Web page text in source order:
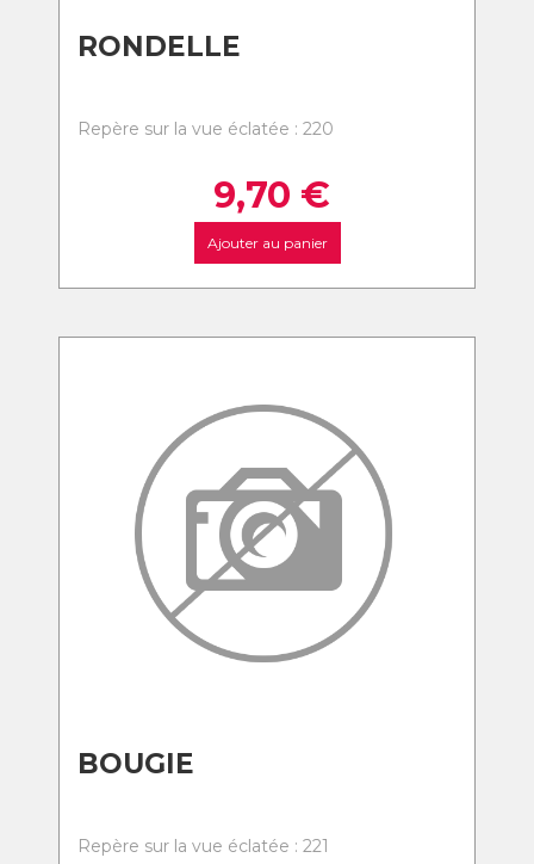
RONDELLE
Repère sur la vue éclatée : 220
9,70 €
Ajouter au panier
BOUGIE
Repère sur la vue éclatée : 221